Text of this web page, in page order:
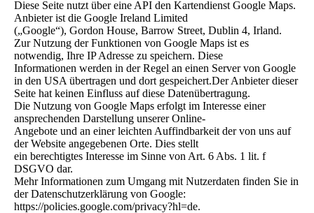
Diese Seite nutzt über eine API den Kartendienst Google Maps.
Anbieter ist die Google Ireland Limited
(„Google“), Gordon House, Barrow Street, Dublin 4, Irland.
Zur Nutzung der Funktionen von Google Maps ist es
notwendig, Ihre IP Adresse zu speichern. Diese
Informationen werden in der Regel an einen Server von Google
in den USA übertragen und dort gespeichert.Der Anbieter dieser
Seite hat keinen Einfluss auf diese Datenübertragung.
Die Nutzung von Google Maps erfolgt im Interesse einer
ansprechenden Darstellung unserer Online-
Angebote und an einer leichten Auffindbarkeit der von uns auf
der Website angegebenen Orte. Dies stellt
ein berechtigtes Interesse im Sinne von Art. 6 Abs. 1 lit. f
DSGVO dar.
Mehr Informationen zum Umgang mit Nutzerdaten finden Sie in
der Datenschutzerklärung von Google:
https://policies.google.com/privacy?hl=de.